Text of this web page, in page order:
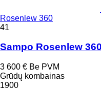
Rosenlew 360
41
Sampo Rosenlew 360
3 600 € Be PVM
Grūdų kombainas
1900